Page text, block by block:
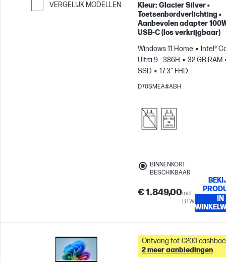
VERGELIJK MODELLEN
Ga verder naar vergelijken
Kleur: Glacier Silver •
Toetsenbordverlichting •
Aanbevolen adapter
USB-C (los verkrijgbaar)
Windows 11 Home
Intel®
Ultra 9 - 386H
32 GB RAM
SSD
17.3" FHD
Touchscreen
D70SMEA#ABH
BINNENKORT
BESCHIKBAAR
€ 1.849,00incl.
BTW
IN
Ontvang tot €200
2 meer aanbiedingen